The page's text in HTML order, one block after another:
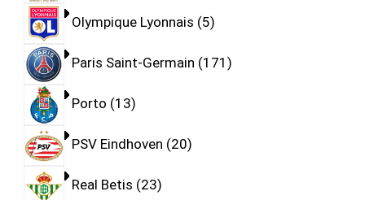
Olympique Lyonnais 5
Paris Saint-Germain 171
Porto 13
PSV Eindhoven 20
Real Betis 23